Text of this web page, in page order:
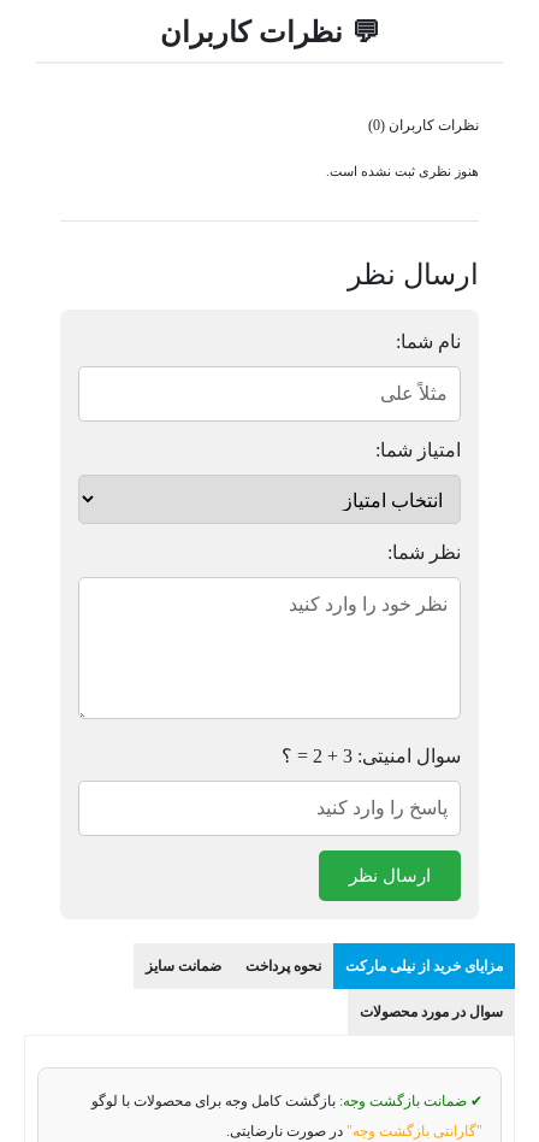
💬 نظرات کاربران
نظرات کاربران (0)
هنوز نظری ثبت نشده است.
ارسال نظر
نام شما:
امتیاز شما:
نظر شما:
سوال امنیتی: 3 + 2 = ؟
ارسال نظر
مزایای خرید از نیلی مارکت نحوه پرداخت ضمانت سایز
سوال در مورد محصولات
✔ ضمانت بازگشت وجه: بازگشت کامل وجه برای محصولات با لوگو
"گارانتی بازگشت وجه" در صورت نارضایتی.